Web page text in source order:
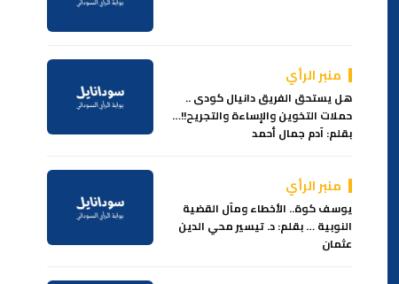
منبر الرأي
هل يستحق الفريق دانيال كودى ..
حملات التخوين والإساءة والتجريح!!…
بقلم: آدم جمال أحمد
منبر الرأي
يوسف كوة.. الأخطاء ومآل القضية
النوبية … بقلم: د. تيسير محي الدين
عثمان